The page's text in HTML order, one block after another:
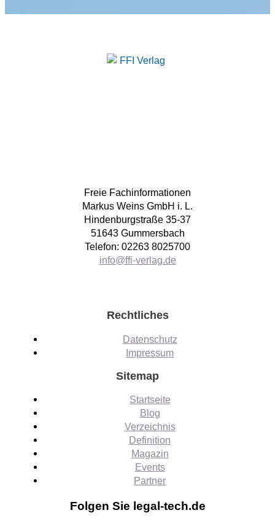
Freie Fachinformationen
Markus Weins GmbH i. L.
Hindenburgstraße 35-37
51643 Gummersbach
Telefon: 02263 8025700
info@ffi-verlag.de
Rechtliches
Datenschutz
Impressum
Sitemap
Startseite
Blog
Verzeichnis
Definition
Magazin
Events
Partner
Folgen Sie legal-tech.de